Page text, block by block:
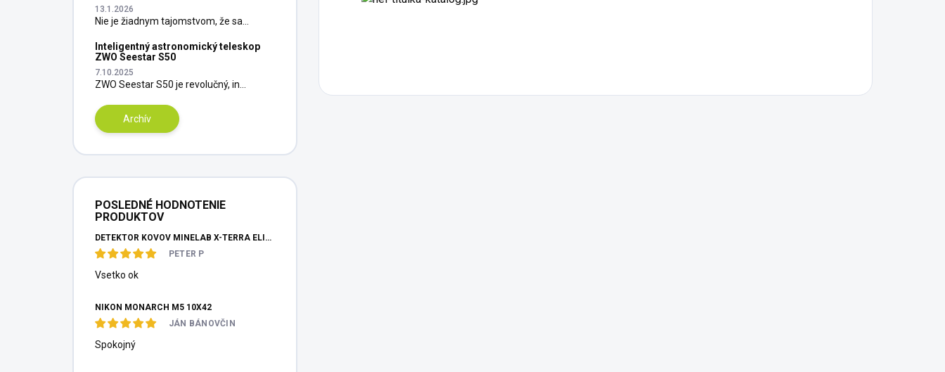
13.1.2026
Nie je žiadnym tajomstvom, že sa...
Inteligentný astronomický teleskop
ZWO Seestar S50
7.10.2025
ZWO Seestar S50 je revolučný, in...
Archív
POSLEDNÉ HODNOTENIE
PRODUKTOV
DETEKTOR KOVOV MINELAB X-TERRA ELITE PINPOITER SET
PETER P
Vsetko ok
NIKON MONARCH M5 10X42
JÁN BÁNOVČIN
Spokojný